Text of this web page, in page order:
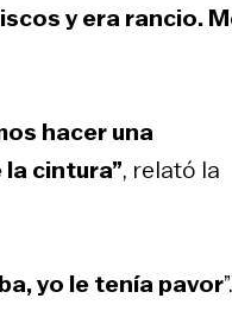
y era rancio.
hacer una
la cintura”, relató la
yo le tenía pavor”.